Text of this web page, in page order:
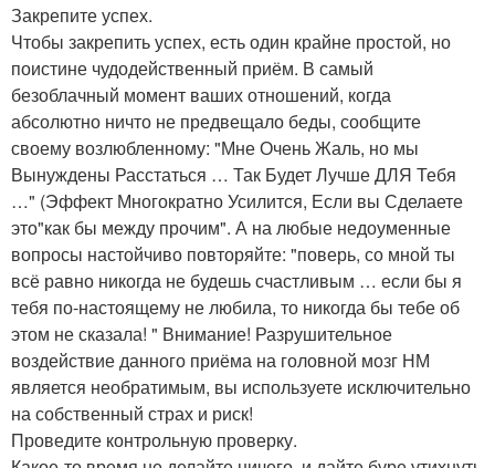
Закрепите успех.
Чтобы закрепить успех, есть один крайне простой, но
поистине чудодейственный приём. В самый
безоблачный момент ваших отношений, когда
абсолютно ничто не предвещало беды, сообщите
своему возлюбленному: "Мне Очень Жаль, но мы
Вынуждены Расстаться … Так Будет Лучше ДЛЯ Тебя
…" (Эффект Многократно Усилится, Если вы Сделаете
это"как бы между прочим". А на любые недоуменные
вопросы настойчиво повторяйте: "поверь, со мной ты
всё равно никогда не будешь счастливым … если бы я
тебя по-настоящему не любила, то никогда бы тебе об
этом не сказала! " Внимание! Разрушительное
воздействие данного приёма на головной мозг НМ
является необратимым, вы используете исключительно
на собственный страх и риск!
Проведите контрольную проверку.